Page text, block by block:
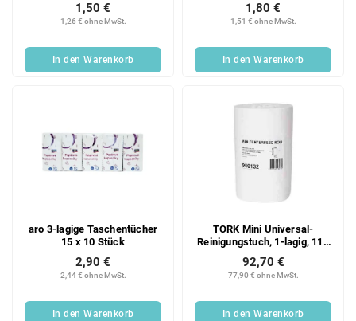
1,26 € ohne MwSt.
1,50 €
In den Warenkorb
1,51 € ohne MwSt.
1,80 €
In den Warenkorb
aro 3-lagige Taschentücher
15 x 10 Stück
2,44 € ohne MwSt.
2,90 €
In den Warenkorb
TORK Mini Universal-
Reinigungstuch, 1-lagig, 110
m, 10 Stück
77,90 € ohne MwSt.
92,70 €
In den Warenkorb